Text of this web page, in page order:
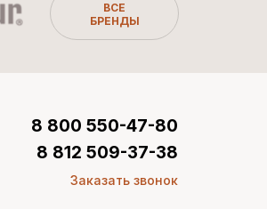
ВСЕ
БРЕНДЫ
8 800 550-47-80
8 812 509-37-38
Заказать звонок